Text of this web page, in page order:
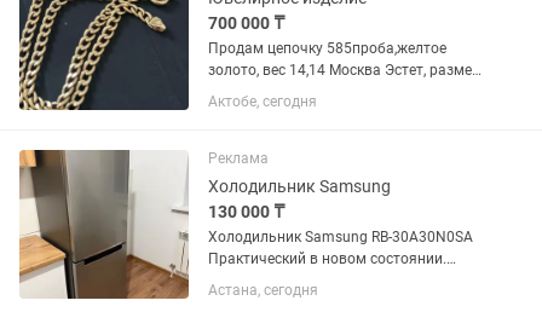
700 000 ₸
Продам цепочку 585проба,желтое
золото, вес 14,14 Москва Эстет, размер
50
Актобе, сегодня
Реклама
Холодильник Samsung
130 000 ₸
Холодильник Samsung RB-30A30N0SA
Практический в новом состоянии.
Габаритные размеры Высота1780 мм
Ширина595 мм Глубина675 мм
Астана, сегодня